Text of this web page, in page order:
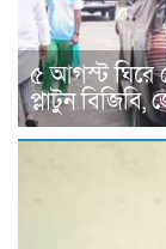
৫ আগস্ট ঘিরে
প্লাটুন